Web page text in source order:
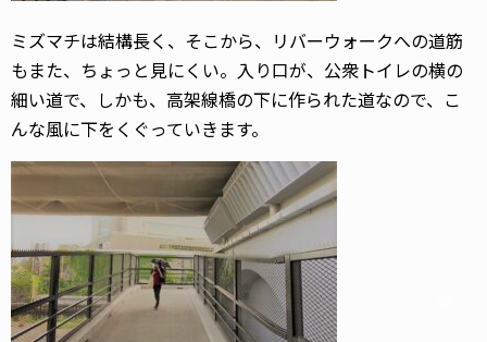
ミズマチは結構長く、そこから、リバーウォークへの道筋
もまた、ちょっと見にくい。入り口が、公衆トイレの横の
細い道で、しかも、高架線橋の下に作られた道なので、こ
んな風に下をくぐっていきます。